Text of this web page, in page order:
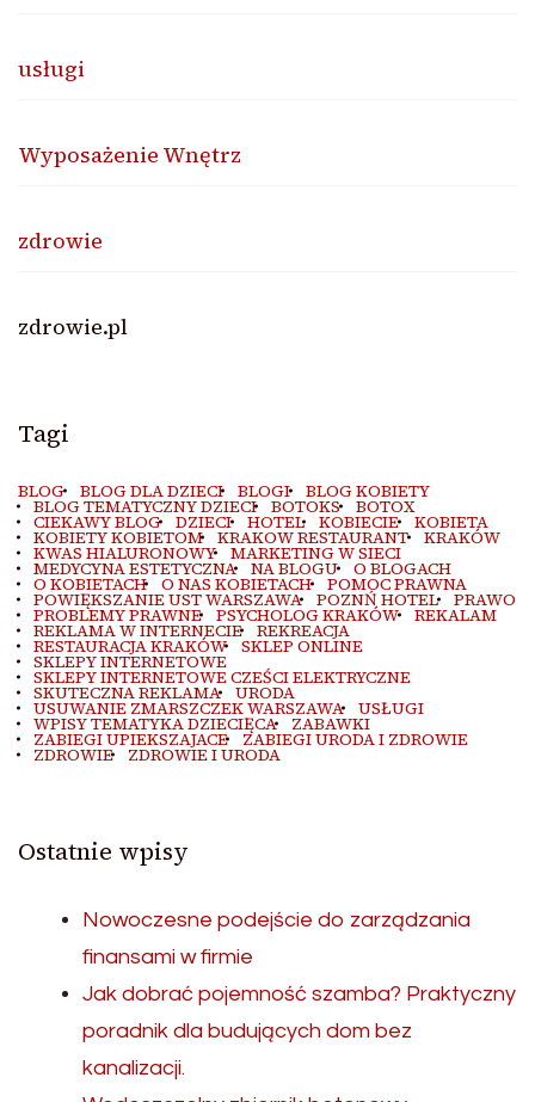
usługi
Wyposażenie Wnętrz
zdrowie
zdrowie.pl
Tagi
BLOG BLOG DLA DZIECI BLOGI BLOG KOBIETY
BLOG TEMATYCZNY DZIECI BOTOKS BOTOX
CIEKAWY BLOG DZIECI HOTEL KOBIECIE KOBIETA
KOBIETY KOBIETOM KRAKOW RESTAURANT KRAKÓW
KWAS HIALURONOWY MARKETING W SIECI
MEDYCYNA ESTETYCZNA NA BLOGU O BLOGACH
O KOBIETACH O NAS KOBIETACH POMOC PRAWNA
POWIĘKSZANIE UST WARSZAWA POZNŃ HOTEL PRAWO
PROBLEMY PRAWNE PSYCHOLOG KRAKÓW REKALAM
REKLAMA W INTERNECIE REKREACJA
RESTAURACJA KRAKÓW SKLEP ONLINE
SKLEPY INTERNETOWE
SKLEPY INTERNETOWE CZEŚCI ELEKTRYCZNE
SKUTECZNA REKLAMA URODA
USUWANIE ZMARSZCZEK WARSZAWA USŁUGI
WPISY TEMATYKA DZIECIĘCA ZABAWKI
ZABIEGI UPIEKSZAJACE ZABIEGI URODA I ZDROWIE
ZDROWIE ZDROWIE I URODA
Ostatnie wpisy
Nowoczesne podejście do zarządzania
finansami w firmie
Jak dobrać pojemność szamba? Praktyczny
poradnik dla budujących dom bez
kanalizacji.